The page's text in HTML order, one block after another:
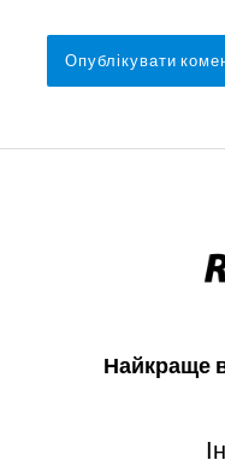
Найкраще